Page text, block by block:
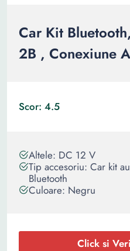
Car Kit
2B , Conexiune
Scor: 4.5
Altele: DC 12 V
Tip accesoriu: Car kit
Bluetooth
Culoare: Negru
Click si